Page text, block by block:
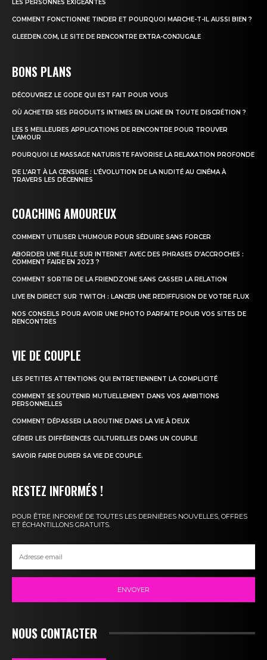
LES PERSONNES EXIGEANTES
COMMENT FONCTIONNE TINDER ET POURQUOI MARCHE-T-IL AUSSI BIEN ?
GLEEDEN.COM, LE SITE DE RENCONTRE EXTRA-CONJUGALE
BONS PLANS
DÉCOUVREZ LE GODE QUI EST FAIT POUR VOUS
OÙ ACHETER SES PRODUITS INTIMES EN LIGNE EN TOUTE DISCRÉTION ?
LES 5 MEILLEURES APPLICATIONS DE RENCONTRE POUR TROUVER
L’AMOUR
POURQUOI LE MASSAGE NATURISTE FAVORISE LA RELAXATION PROFONDE
DE L’ART À LA CENSURE : L’ÉVOLUTION DE LA NUDITÉ AU CINÉMA À
TRAVERS LES DÉCENNIES
COACHING AMOUREUX
COMMENT UTILISER L’HUMOUR POUR SÉDUIRE SANS FORCER
ABORDER UNE FILLE SUR INTERNET AVEC DES PHRASES D’ACCROCHES :
COMMENT FAIRE EN 2023 ?
COMMENT SORTIR DE LA FRIENDZONE SANS CASSER LA RELATION
LIVE EN DIRECT SUR TWITCH : LANCER UNE REDIFFUSION DE VOTRE FLUX
NOS CONSEILS POUR AVOIR UNE PHOTO PARFAITE POUR VOS SITES DE
RENCONTRES
VIE DE COUPLE
LES PETITES ATTENTIONS QUI ENTRETIENNENT LA COMPLICITÉ
COMMENT SE SOUTENIR MUTUELLEMENT DANS VOS AMBITIONS
PERSONNELLES
COMMENT DÉPASSER LA ROUTINE DANS LA VIE À DEUX
GÉRER LES DIFFÉRENCES CULTURELLES DANS UN COUPLE
SAVOIR FAIRE DURER SA VIE DE COUPLE.
RESTEZ INFORMÉS !
POUR ÊTRE INFORMÉ DE TOUTES LES DERNIÈRES NOUVELLES, OFFRES
ET ÉCHANTILLONS GRATUITS.
ENVOYER
NOUS CONTACTER